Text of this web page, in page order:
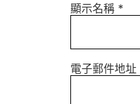
顯示名稱 *
電子郵件地址